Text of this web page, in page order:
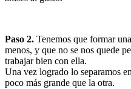
Paso 2. Tenemos que formar
menos, y que no se nos quede
trabajar bien con ella.
Una vez logrado lo separamos
poco más grande que la otra.